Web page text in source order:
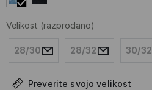
Velikost (razprodano)
28/30 28/32 30/32
Preverite svojo velikost